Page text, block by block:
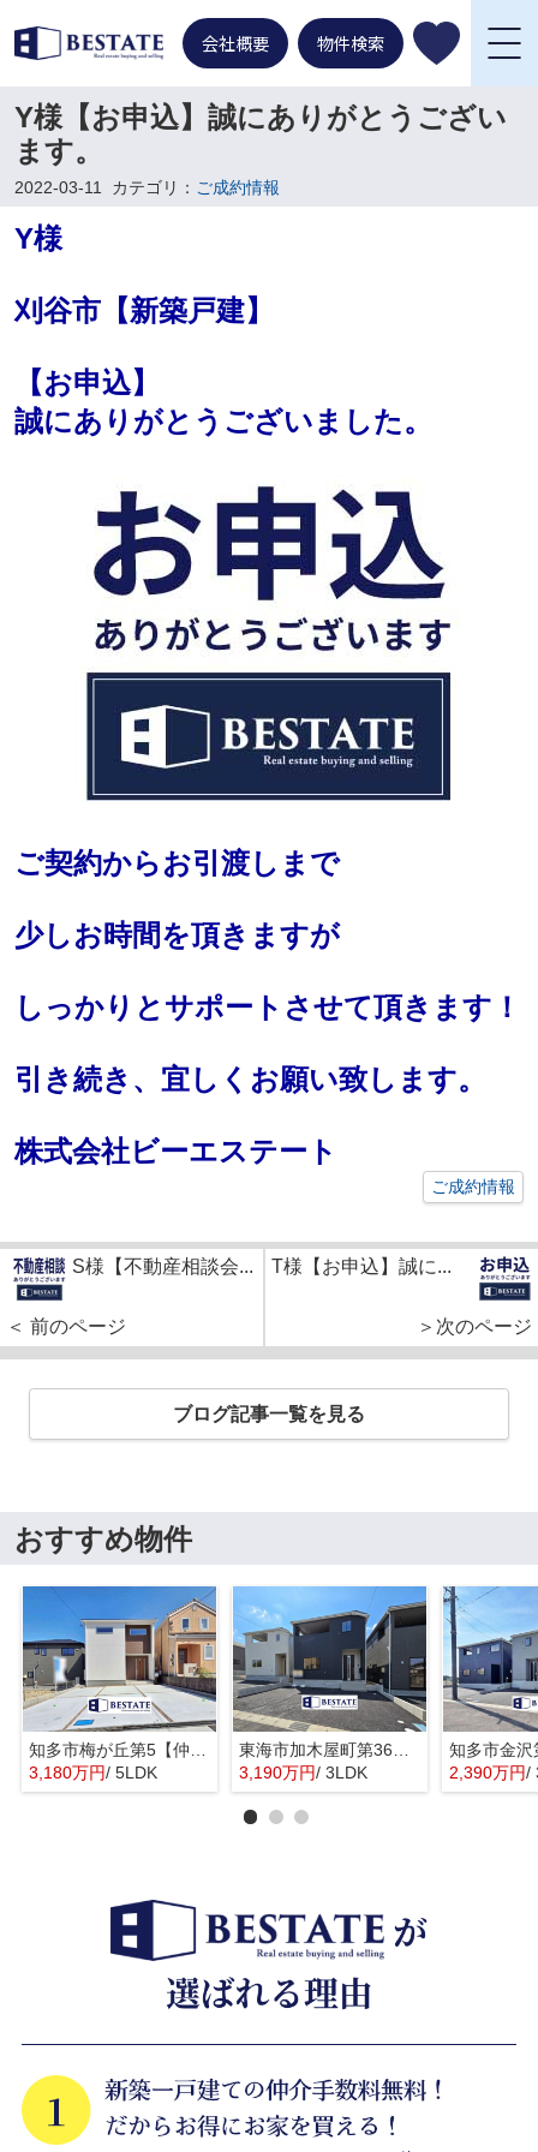
会社概要 物件検索
Y様【お申込】誠にありがとうござい
ます。
2022-03-11 カテゴリ： ご成約情報
Y様
刈谷市【新築戸建】
【お申込】
誠にありがとうございました。
ご契約からお引渡しまで
少しお時間を頂きますが
しっかりとサポートさせて頂きます！
引き続き、宜しくお願い致します。
株式会社ビーエステート
ご成約情報
S様【不動産相談会...
＜ 前のページ
T様【お申込】誠に...
＞次のページ
ブログ記事一覧を見る
おすすめ物件
3,180万円/ 5LDK
3,190万円/ 3LDK 2,390万円/